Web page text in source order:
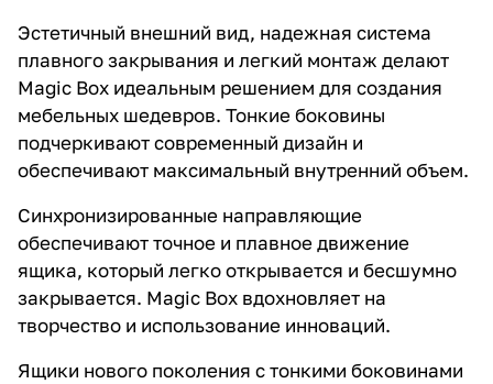
Эстетичный внешний вид, надежная система
плавного закрывания и легкий монтаж делают
Magic Box идеальным решением для создания
мебельных шедевров. Тонкие боковины
подчеркивают современный дизайн и
обеспечивают максимальный внутренний объем.
Синхронизированные направляющие
обеспечивают точное и плавное движение
ящика, который легко открывается и бесшумно
закрывается. Magic Box вдохновляет на
творчество и использование инноваций.
Ящики нового поколения с тонкими боковинами